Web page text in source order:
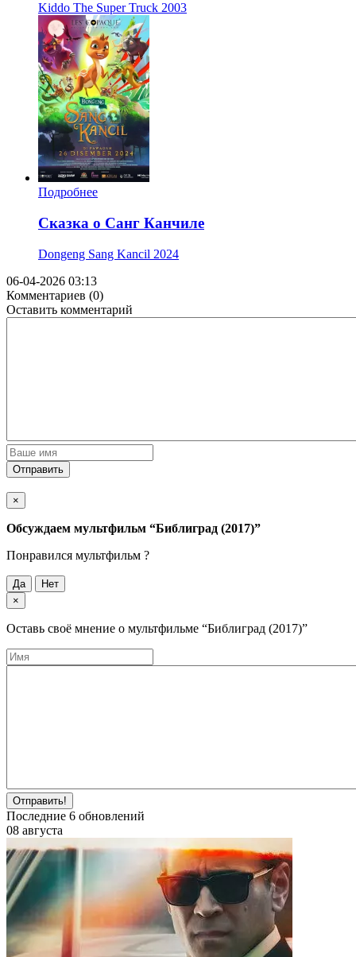
Kiddo The Super Truck 2003
Подробнее
Сказка о Санг Канчиле
Dongeng Sang Kancil 2024
06-04-2026 03:13
Комментариев (0)
Оставить комментарий
Отправить
×
Обсуждаем мультфильм “Библиград (2017)”
Понравился мультфильм ?
Да
Нет
×
Оставь своё мнение о мультфильме “Библиград (2017)”
Отправить!
Последние 6 обновлений
08 августа